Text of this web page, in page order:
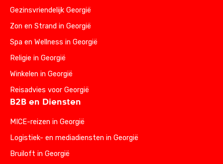
Gezinsvriendelijk Georgië
Zon en Strand in Georgië
Spa en Wellness in Georgië
Religie in Georgië
Winkelen in Georgië
Reisadvies voor Georgië
B2B en Diensten
MICE-reizen in Georgië
Logistiek- en mediadiensten in Georgië
Bruiloft in Georgië